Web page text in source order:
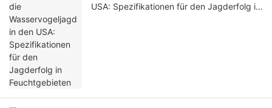
USA: Spezifikationen für den Jagderfolg in